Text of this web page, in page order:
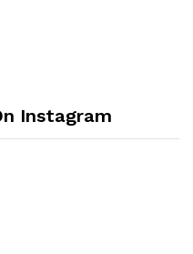
Instagram